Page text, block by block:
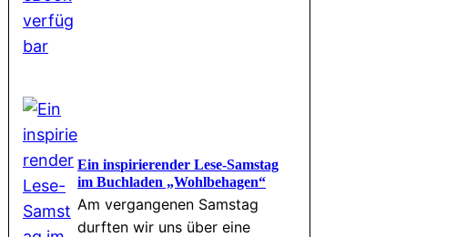
Ein inspirierender Lese-Samstag
im Buchladen „Wohlbehagen“
Am vergangenen Samstag
durften wir uns über eine